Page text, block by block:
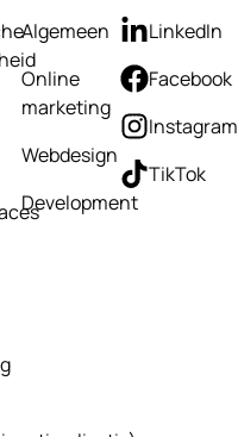
Algemeen
Online
marketing
Webdesign
Development
LinkedIn
Facebook
Instagram
TikTok